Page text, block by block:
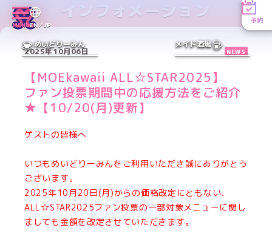
MENUEN／JP
予約
めいどりーみん メイド酒場
インフォメーション
2025年10月06日 NEWS
【MOEkawaii ALL☆STAR2025】
ファン投票期間中の応援方法をご紹介
★【10/20(月)更新】
ゲストの皆様へ
いつもめいどりーみんをご利用いただき誠にありがとう
ございます。
2025年10月20日(月)からの価格改定にともない、
ALL☆STAR2025ファン投票の一部対象メニューに関し
ましても金額を改定させていただきます。